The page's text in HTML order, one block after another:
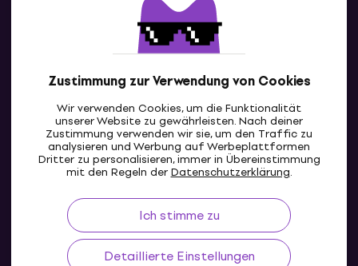
Zustimmung zur Verwendung von Cookies
Wir verwenden Cookies, um die Funktionalität
unserer Website zu gewährleisten. Nach deiner
Zustimmung verwenden wir sie, um den Traffic zu
analysieren und Werbung auf Werbeplattformen
Dritter zu personalisieren, immer in Übereinstimmung
mit den Regeln derDatenschutzerklärung.
Ich stimme zu
Detaillierte Einstellungen
Kontaktiere uns
CH